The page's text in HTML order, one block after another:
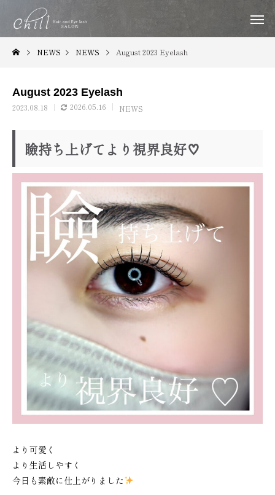
ヘアークーポン
HAIR COUPON
福山で縮毛矯正するならChill｜梅雨・夏の
くせ毛と広がりを美容師が解説
NEWS NEWS August 2023 Eyelash
August 2023 Eyelash
2023.08.18 2026.05.16 NEWS
瞼持ち上げてより視界良好♡
より可愛く
より生活しやすく
今日も素敵に仕上がりました